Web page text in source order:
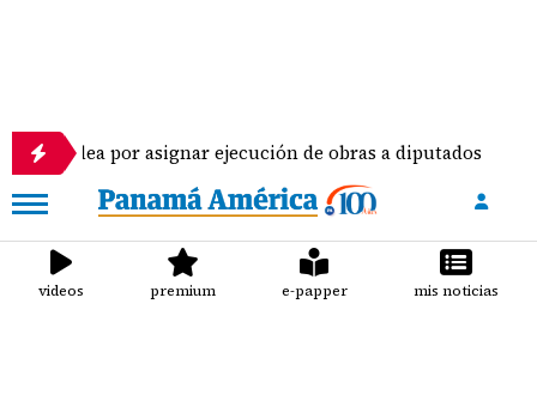
por asignar ejecución de obras a diputados
videos premium e-papper mis noticias